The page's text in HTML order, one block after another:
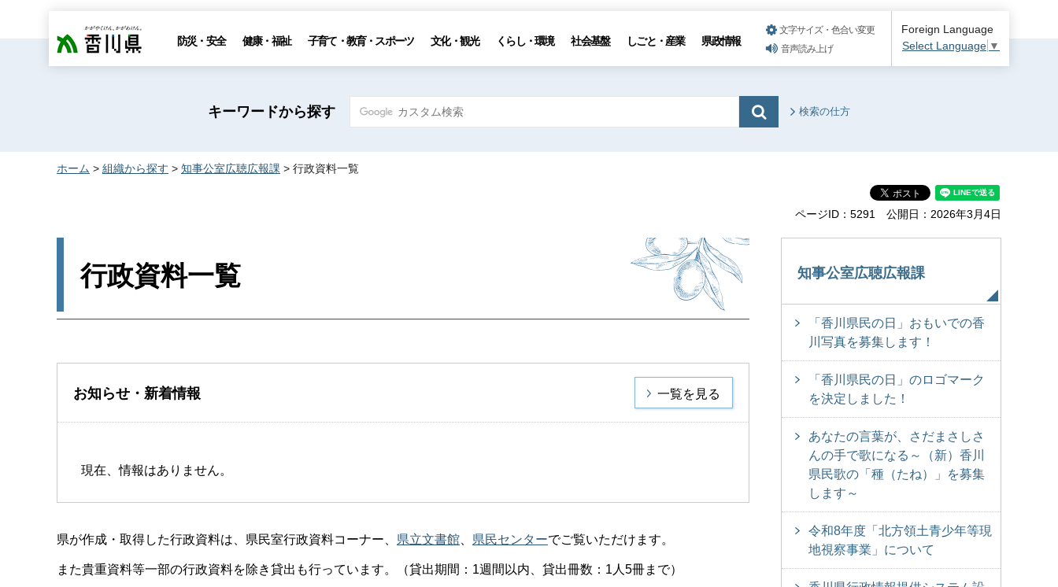
香川県 防災・安全 健康・福祉 子育て・教育・スポーツ 文化・観光 くらし・環境 社会基盤 しごと・産業 県政情報
文字サイズ・色合い変更
音声読み上げ
Foreign Language
Select Language ▼
キーワードから探す 検索の仕方
ホーム > 組織から探す > 知事公室広聴広報課 > 行政資料一覧
ページID：5291 公開日：2026年3月4日
行政資料一覧
お知らせ・新着情報 一覧を見る
現在、情報はありません。
県が作成・取得した行政資料は、県民室行政資料コーナー、 県立文書館 県民センターでご覧いただけます。
また貴重資料等一部の行政資料を除き貸出も行っています。（貸出期間：1週間以内、貸出冊数：1人5冊まで）
知事公室広聴広報課
「香川県民の日」おもいでの香
川写真を募集します！
「香川県民の日」のロゴマーク
を決定しました！
あなたの言葉が、さだまさしさ
んの手で歌になる～（新）香川
県民歌の「種（たね）」を募集
します～
令和8年度「北方領土青少年等現
地視察事業」について